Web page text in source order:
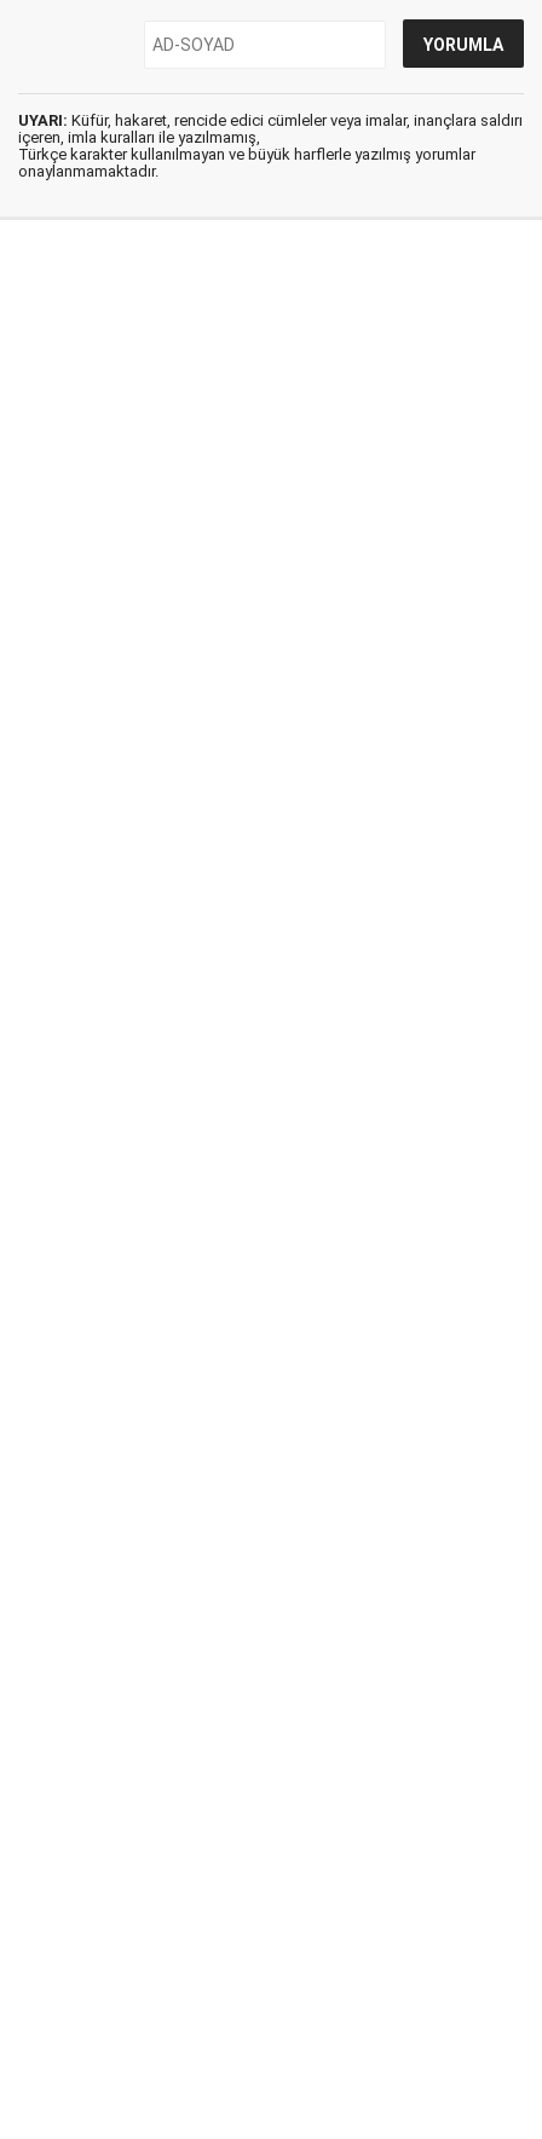
UYARI: Küfür, hakaret, rencide edici cümleler veya imalar, inançlara saldırı
içeren, imla kuralları ile yazılmamış,
Türkçe karakter kullanılmayan ve büyük harflerle yazılmış yorumlar
onaylanmamaktadır.